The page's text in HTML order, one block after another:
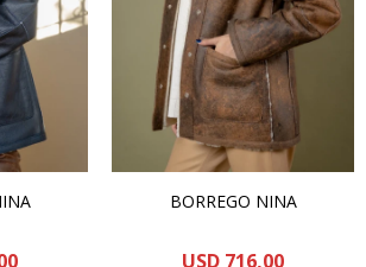
BORREGO NINA
USD 716,00